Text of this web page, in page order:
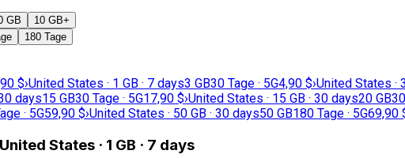
GB 10 GB+
180 Tage
$›United States · 1 GB · 7 days3 GB30 Tage · 5G4,90 $›United States ·
days15 GB30 Tage · 5G17,90 $›United States · 15 GB · 30 days20 GB
· 5G59,90 $›United States · 50 GB · 30 days50 GB180 Tage · 5G69,90
United States · 1 GB · 7 days